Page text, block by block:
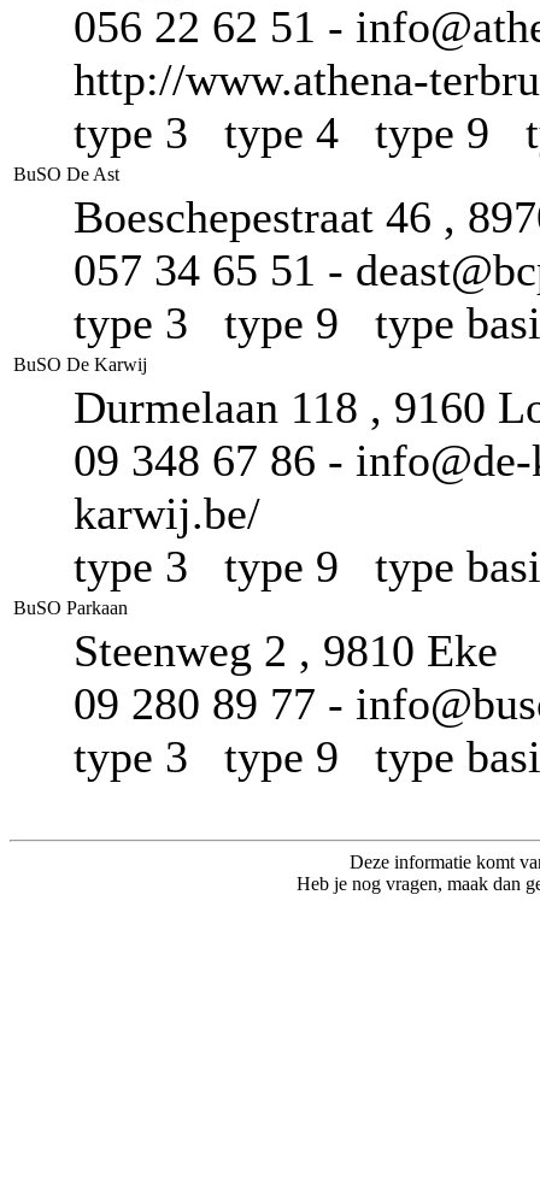
056 22 62 51 -
http://www.athena-
type 3 type 4 type 9
BuSO De Ast
Boeschepestraat 46 ,
057 34 65 51 -
type 3 type 9 type
BuSO De Karwij
Durmelaan 118 , 9160
09 348 67 86 -
karwij.be/
type 3 type 9 type
BuSO Parkaan
Steenweg 2 , 9810 Eke
09 280 89 77 -
type 3 type 9 type
Deze informatie komt
Heb je nog vragen, maak dan